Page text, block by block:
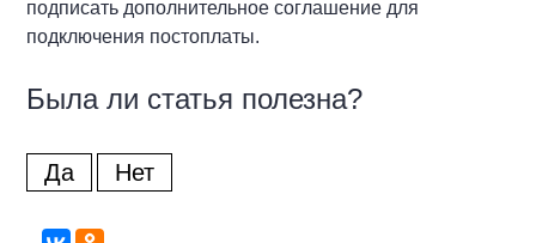
подписать дополнительное соглашение для
подключения постоплаты.
Была ли статья полезна?
Да Нет